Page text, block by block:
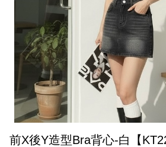
前X後Y造型Bra背心-白【